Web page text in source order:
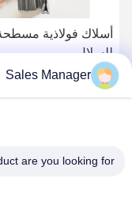
أسلاك فولاذية
للسلال
Sales Manager
are you looking for?